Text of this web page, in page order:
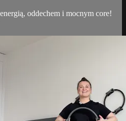
oddechem i mocnym core!